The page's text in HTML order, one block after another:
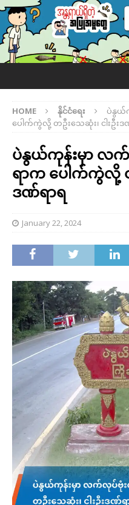
HOME နိုင်ငံရေး
ပဲနွယ်
ပေါက်ကွဲလို့ တဦးသေဆုံး၊ ငါးဦးဒ
ပဲနွယ်ကုန်းမှာ လ
ရာက ပေါက်ကွဲလို့ တ
ဒဏ်ရာရ
January 22, 2024